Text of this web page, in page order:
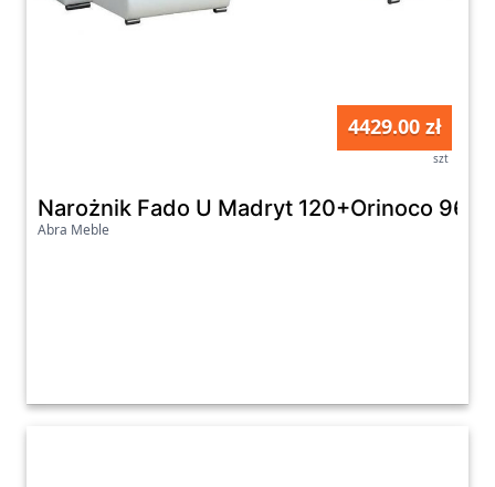
4429.00 zł
szt
Narożnik Fado U Madryt 120+Orinoco
Abra Meble